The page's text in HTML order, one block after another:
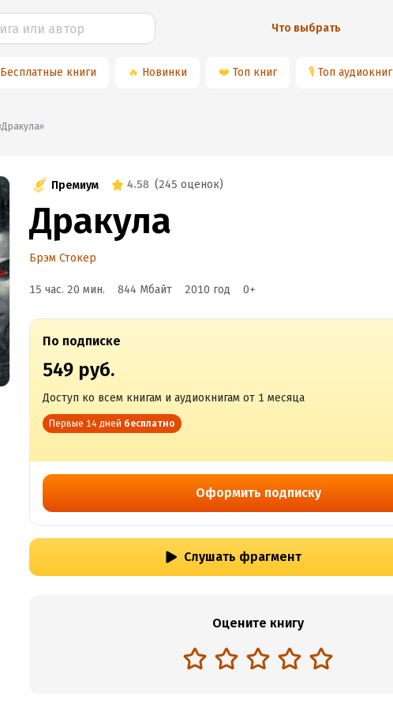
Что выбрать
Бесплатные книги 🔥 Новинки ❤️ Топ книг 🎙 Топ аудиокниг
📚«Дракула»
Премиум 4.58 (245 оценок)
Дракула
Брэм Стокер
15 час. 20 мин. 844 Мбайт 2010 год 0+
По подписке
549 руб.
Доступ ко всем книгам и аудиокнигам от 1 месяца
Первые 14 дней бесплатно
Оформить подписку
Слушать фрагмент
Оцените книгу